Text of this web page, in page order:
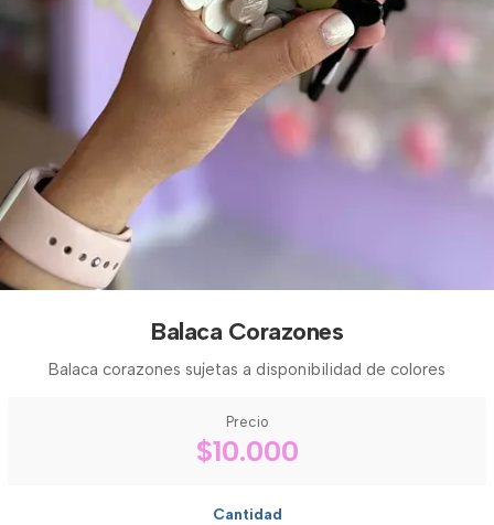
Balaca Corazones
Balaca corazones sujetas a disponibilidad de colores
Precio
$10.000
Cantidad